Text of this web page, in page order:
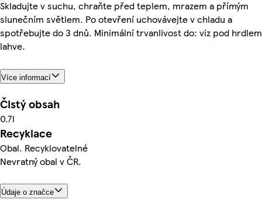
Skladujte v suchu, chraňte před teplem, mrazem a přímým
slunečním světlem. Po otevření uchovávejte v chladu a
spotřebujte do 3 dnů. Minimální trvanlivost do: viz pod hrdlem
lahve.
Více informací
Čistý obsah
0.7l
Recyklace
Obal. Recyklovatelné
Nevratný obal v ČR.
Údaje o značce